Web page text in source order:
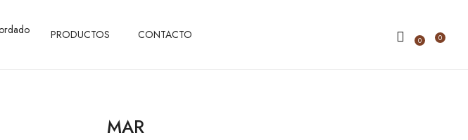
PRODUCTOS CONTACTO 0 0
MAR